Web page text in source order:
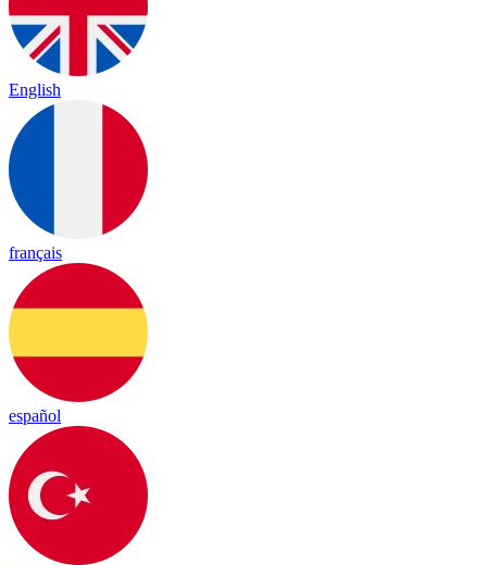
English
français
español